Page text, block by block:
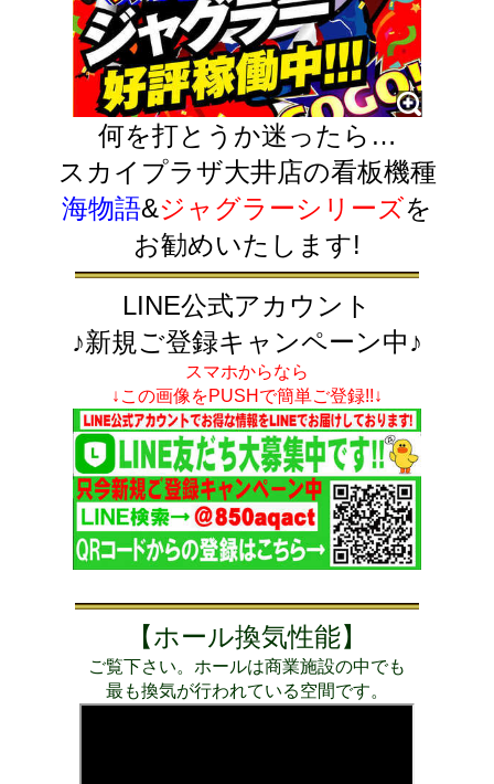
何を打とうか迷ったら…
スカイプラザ大井店の看板機種
海物語&ジャグラーシリーズを
お勧めいたします!
LINE公式アカウント
♪新規ご登録キャンペーン中♪
スマホからなら
↓この画像をPUSHで簡単ご登録!!↓
【ホール換気性能】
ご覧下さい。ホールは商業施設の中でも
最も換気が行われている空間です。